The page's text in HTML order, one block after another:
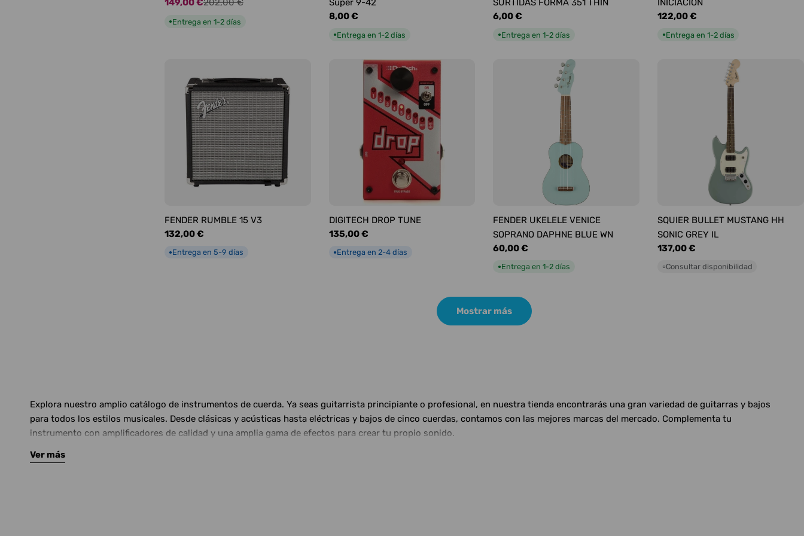
Precio
de
149,00 €
Precio
habitual
202,00 €
●Entrega en 1-2 días
Super 9-42
Precio
8,00 €
●Entrega en 1-2 días
SURTIDAS FORMA 351 THIN
Precio
6,00 €
●Entrega en 1-2 días
INICIACIÓN
Precio
122,00 €
●Entrega en 1-2 días
FENDER RUMBLE 15 V3
Precio
132,00 €
●Entrega en 5-9 días
DIGITECH DROP TUNE
Precio
135,00 €
●Entrega en 2-4 días
FENDER UKELELE VENICE
SOPRANO DAPHNE BLUE WN
Precio
60,00 €
●Entrega en 1-2 días
SQUIER BULLET MUSTANG HH
SONIC GREY IL
Precio
137,00 €
○Consultar disponibilidad
Mostrar más
Explora nuestro amplio catálogo de instrumentos de cuerda. Ya seas guitarrista principiante o profesional, en nuestra tienda encontrarás una gran variedad de guitarras y bajos
para todos los estilos musicales. Desde clásicas y acústicas hasta eléctricas y bajos de cinco cuerdas, contamos con las mejores marcas del mercado. Complementa tu
instrumento con amplificadores de calidad y una amplia gama de efectos para crear tu propio sonido.
Ver más